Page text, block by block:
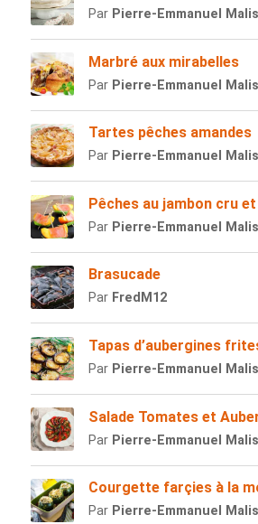
Par Pierre-Emmanuel
Marbré aux mirabelles
Par Pierre-Emmanuel
Tartes pêches amandes
Par Pierre-Emmanuel
Pêches au jambon cru
Par Pierre-Emmanuel
Brasucade
Par FredM12
Tapas d’aubergines
Par Pierre-Emmanuel
Salade Tomates et
Par Pierre-Emmanuel
Courgette farçies à la
Par Pierre-Emmanuel